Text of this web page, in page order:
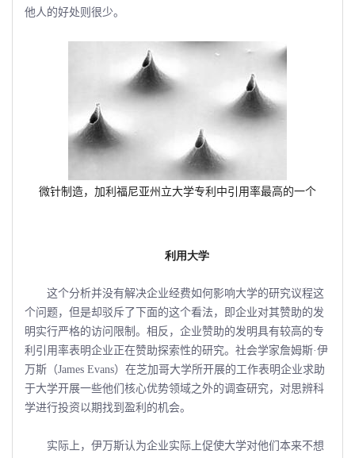
他人的好处则很少。
微针制造，加利福尼亚州立大学专利中引用率最高的一个
利用大学
这个分析并没有解决企业经费如何影响大学的研究议程这
个问题，但是却驳斥了下面的这个看法，即企业对其赞助的发
明实行严格的访问限制。相反，企业赞助的发明具有较高的专
利引用率表明企业正在赞助探索性的研究。社会学家詹姆斯·伊
万斯（James Evans）在芝加哥大学所开展的工作表明企业求助
于大学开展一些他们核心优势领域之外的调查研究，对思辨科
学进行投资以期找到盈利的机会。
实际上，伊万斯认为企业实际上促使大学对他们本来不想